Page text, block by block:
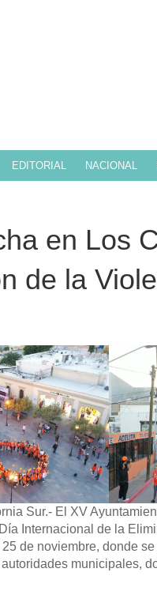
EDITORIAL NACIONAL
en Los
de la
Sur.- El XV
Internacional de la
de noviembre, donde
municipales,